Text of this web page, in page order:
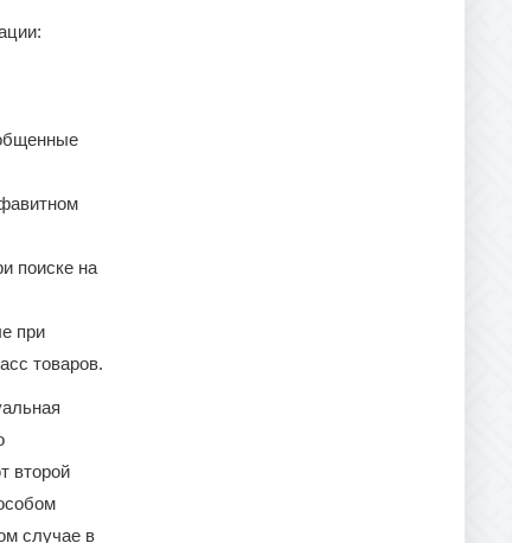
поиске на
при
товаров.
второй
случае в